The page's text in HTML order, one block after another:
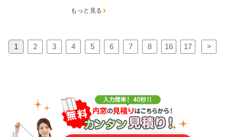
もっと見る
1 2 3 4 5 6 7 8 16 17 >